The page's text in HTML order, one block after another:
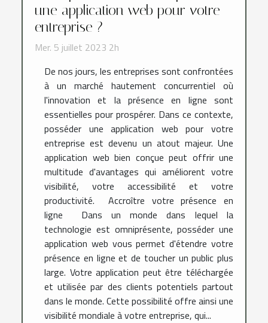
une application web pour votre
entreprise ?
Mer. 5 juillet 2023 2h
De nos jours, les entreprises sont confrontées
à un marché hautement concurrentiel où
l'innovation et la présence en ligne sont
essentielles pour prospérer. Dans ce contexte,
posséder une application web pour votre
entreprise est devenu un atout majeur. Une
application web bien conçue peut offrir une
multitude d'avantages qui améliorent votre
visibilité, votre accessibilité et votre
productivité. Accroître votre présence en
ligne Dans un monde dans lequel la
technologie est omniprésente, posséder une
application web vous permet d'étendre votre
présence en ligne et de toucher un public plus
large. Votre application peut être téléchargée
et utilisée par des clients potentiels partout
dans le monde. Cette possibilité offre ainsi une
visibilité mondiale à votre entreprise, qui...